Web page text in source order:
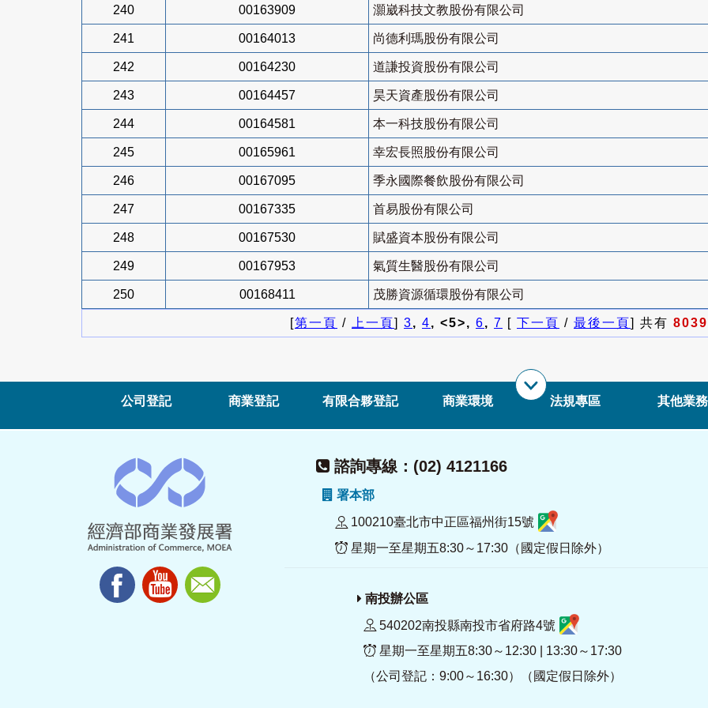
240 00163909 灝崴科技文教股份有限公司
241 00164013 尚德利瑪股份有限公司
242 00164230 道謙投資股份有限公司
243 00164457 昊天資產股份有限公司
244 00164581 本一科技股份有限公司
245 00165961 幸宏長照股份有限公司
246 00167095 季永國際餐飲股份有限公司
247 00167335 首易股份有限公司
248 00167530 賦盛資本股份有限公司
249 00167953 氣質生醫股份有限公司
250 00168411 茂勝資源循環股份有限公司
[第一頁 / 上一頁] 3, 4, <5>, 6, 7 [ 下一頁 / 最後一頁] 共有 8039
公司登記 商業登記 有限合夥登記 商業環境 法規專區 其他業務
諮詢專線：(02) 4121166
署本部
100210臺北市中正區福州街15號
星期一至星期五8:30～17:30（國定假日除外）
南投辦公區
540202南投縣南投市省府路4號
星期一至星期五8:30～12:30 | 13:30～17:30
（公司登記：9:00～16:30）（國定假日除外）